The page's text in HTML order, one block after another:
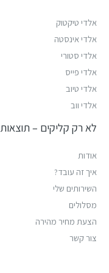
אלדי טיקטוק
אלדי אינסטה
אלדי סטורי
אלדי פייס
אלדי טיוב
אלדי ווב
לא רק קליקים – תוצאות
אודות
איך זה עובד?
השירותים שלי
מסלולים
הצעת מחיר מהירה
צור קשר